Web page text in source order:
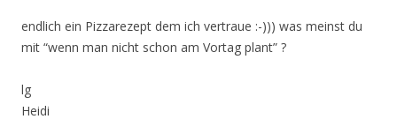
endlich ein Pizzarezept dem ich vertraue :-))) was meinst du
mit “wenn man nicht schon am Vortag plant” ?
lg
Heidi